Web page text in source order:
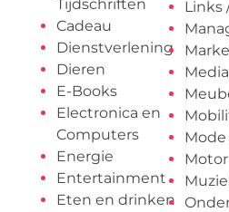
Tijdschriften
Cadeau
Dienstverlening
Dieren
E-Books
Electronica en
Computers
Energie
Entertainment
Eten en drinken
Links
Media
Motor